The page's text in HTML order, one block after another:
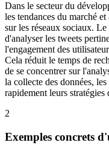
Dans le secteur du
les tendances du marché
sur les réseaux sociaux.
d'analyser les tweets
l'engagement des
Cela réduit le temps de
de se concentrer sur
la collecte des données,
rapidement leurs
2
Exemples concrets